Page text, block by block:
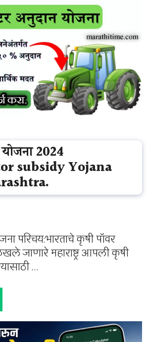
2024
subsidy Yojana
परिचय:भारताचे कृषी पॉवर
जाणारे महाराष्ट्र आपली कृषी
…